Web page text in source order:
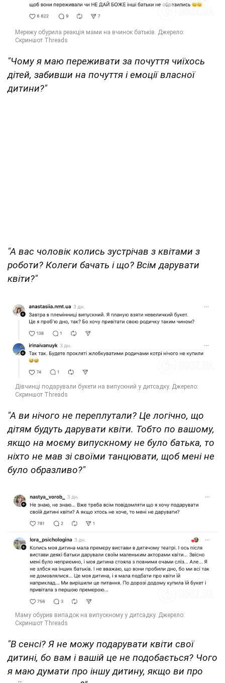
"Чому я маю переживати за почуття чиїхось
дітей, забивши на почуття і емоції власної
дитини?"
"А вас чоловік колись зустрічав з квітами з
роботи? Колеги бачать і що? Всім дарувати
квіти?"
"А ви нічого не переплутали? Це логічно, що
дітям будуть дарувати квіти. Тобто по вашому,
якщо на моєму випускному не було батька, то
ніхто не мав зі своїми танцювати, щоб мені не
було образливо?"
"В сенсі? Я не можу подарувати квіти свої
дитині, бо вам і вашій це не подобається? Чого
я маю думати про іншу дитину, якщо ви про